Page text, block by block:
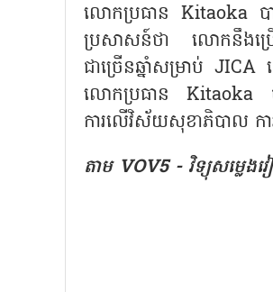
លោកប្រធាន Kitaoka បា
ប្រសាសន៍ថា លោកនឹងប្រើ
ជាច្រើនឆ្នាំសម្រាប់
លោកប្រធាន Kitaoka ប
ការលើវិស័យសុខាភិបាល ក
តាម VOV5 - វិទ្យុសម្លេង